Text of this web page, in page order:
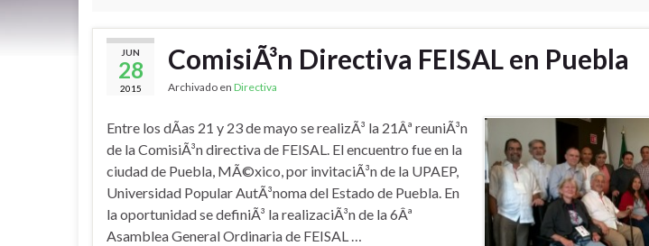
JUN
28
2015
ComisiÃ³n Directiva FEISAL en Puebla
Archivado en Directiva
Entre los dÃ­as 21 y 23 de mayo se realizÃ³ la 21Âª reuniÃ³n
de la ComisiÃ³n directiva de FEISAL. El encuentro fue en la
ciudad de Puebla, MÃ©xico, por invitaciÃ³n de la UPAEP,
Universidad Popular AutÃ³noma del Estado de Puebla. En
la oportunidad se definiÃ³ la realizaciÃ³n de la 6Âª
Asamblea General Ordinaria de FEISAL …